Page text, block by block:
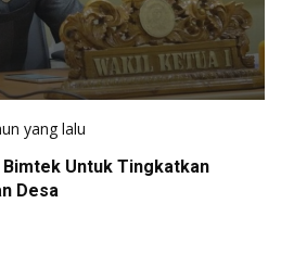
yang lalu
Bimtek Untuk Tingkatkan
Desa